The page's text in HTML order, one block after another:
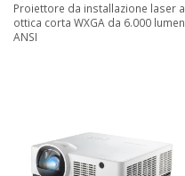
Proiettore da installazione laser a
ottica corta WXGA da 6.000 lumen
ANSI